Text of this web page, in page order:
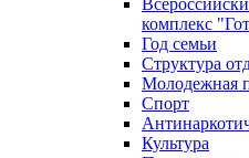
комплекс
Год семьи
Структура
Молодежная
Спорт
Культура